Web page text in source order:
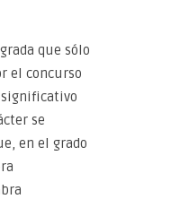
que sólo
el concurso
significativo
se
en el grado